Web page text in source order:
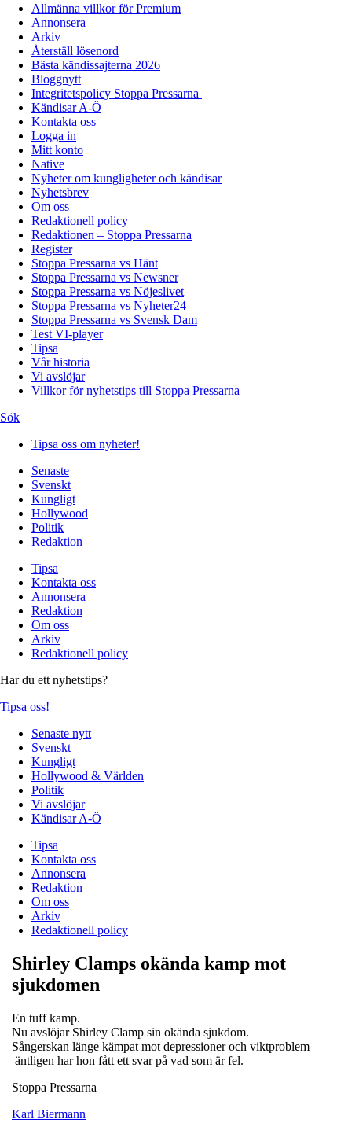
Allmänna villkor för Premium
Annonsera
Arkiv
Återställ lösenord
Bästa kändissajterna 2026
Bloggnytt
Integritetspolicy Stoppa Pressarna
Kändisar A-Ö
Kontakta oss
Logga in
Mitt konto
Native
Nyheter om kungligheter och kändisar
Nyhetsbrev
Om oss
Redaktionell policy
Redaktionen – Stoppa Pressarna
Register
Stoppa Pressarna vs Hänt
Stoppa Pressarna vs Newsner
Stoppa Pressarna vs Nöjeslivet
Stoppa Pressarna vs Nyheter24
Stoppa Pressarna vs Svensk Dam
Test VI-player
Tipsa
Vår historia
Vi avslöjar
Villkor för nyhetstips till Stoppa Pressarna
Sök
Tipsa oss om nyheter!
Senaste
Svenskt
Kungligt
Hollywood
Politik
Redaktion
Tipsa
Kontakta oss
Annonsera
Redaktion
Om oss
Arkiv
Redaktionell policy
Har du ett nyhetstips?
Tipsa oss!
Senaste nytt
Svenskt
Kungligt
Hollywood & Världen
Politik
Vi avslöjar
Kändisar A-Ö
Tipsa
Kontakta oss
Annonsera
Redaktion
Om oss
Arkiv
Redaktionell policy
Shirley Clamps okända kamp mot
sjukdomen
En tuff kamp.
Nu avslöjar Shirley Clamp sin okända sjukdom.
Sångerskan länge kämpat mot depressioner och viktproblem –
äntligen har hon fått ett svar på vad som är fel.
Stoppa Pressarna
Karl Biermann